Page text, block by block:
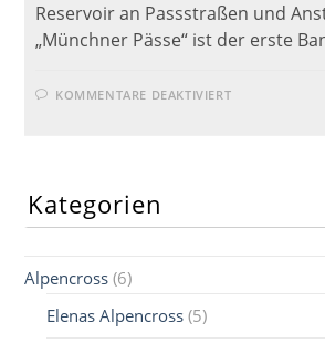
Reservoir an Passstraßen und
„Münchner Pässe“ ist der erste
KOMMENTARE DEAKTIVIERTFÜR
Kategorien
Alpencross (6)
Elenas Alpencross (5)